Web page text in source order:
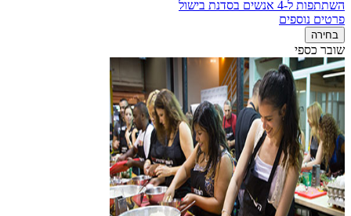
השתתפות ל-4 אנשים בסדנת בישול
פרטים נוספים
בחירה
שובר כספי